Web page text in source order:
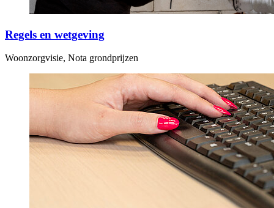
Regels en wetgeving
Woonzorgvisie, Nota grondprijzen